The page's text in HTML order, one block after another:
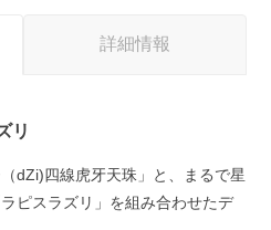
詳細情報
リ
dZi)四線虎牙天珠」と、まるで星
ピスラズリ」を組み合わせたデ